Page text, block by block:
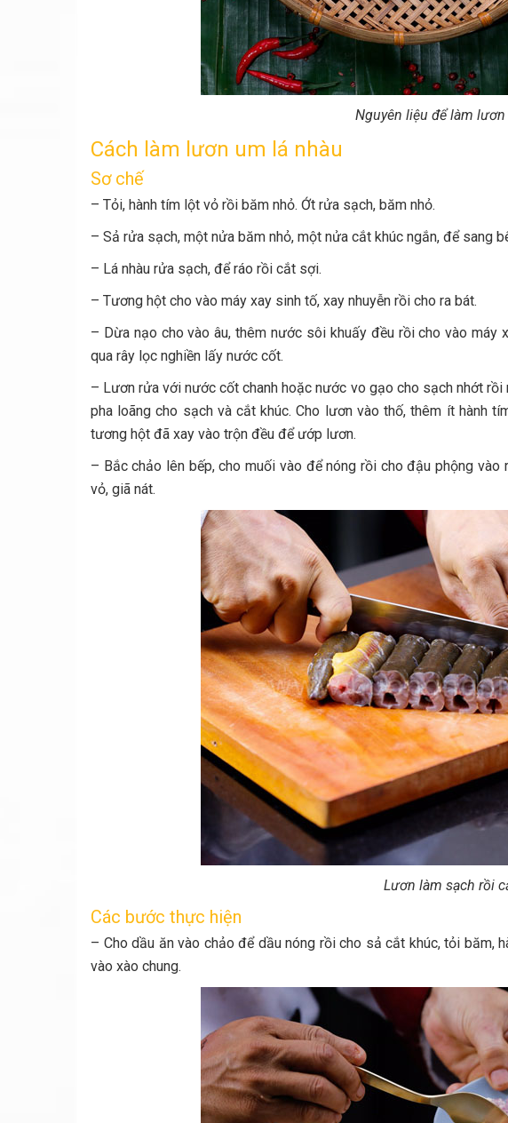
Nguyên liệu để làm
Cách làm lươn um lá nhàu
Sơ chế
– Tỏi, hành tím lột vỏ rồi băm nhỏ. Ớt rửa sạch, băm nhỏ.
– Sả rửa sạch, một nửa băm nhỏ, một nửa cắt khúc ngắn, để sang
– Lá nhàu rửa sạch, để ráo rồi cắt sợi.
– Tương hột cho vào máy xay sinh tố, xay nhuyễn rồi cho ra bát.
– Dừa nạo cho vào âu, thêm nước sôi khuấy đều rồi cho vào máy
qua rây lọc nghiền lấy nước cốt.
– Lươn rửa với nước cốt chanh hoặc nước vo gạo cho sạch nhớt
pha loãng cho sạch và cắt khúc. Cho lươn vào thố, thêm ít hành
tương hột đã xay vào trộn đều để ướp lươn.
– Bắc chảo lên bếp, cho muối vào để nóng rồi cho đậu phộng
vỏ, giã nát.
Lươn làm sạch rồi
Các bước thực hiện
– Cho dầu ăn vào chảo để dầu nóng rồi cho sả cắt khúc, tỏi băm,
vào xào chung.